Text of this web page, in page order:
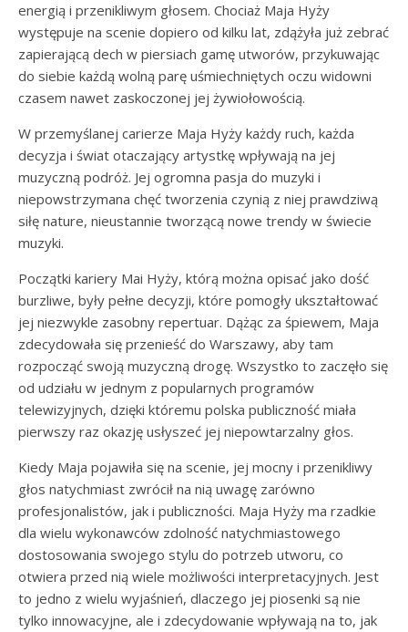
energią i przenikliwym głosem. Chociaż Maja Hyży
występuje na scenie dopiero od kilku lat, zdążyła już zebrać
zapierającą dech w piersiach gamę utworów, przykuwając
do siebie każdą wolną parę uśmiechniętych oczu widowni
czasem nawet zaskoczonej jej żywiołowością.
W przemyślanej carierze Maja Hyży każdy ruch, każda
decyzja i świat otaczający artystkę wpływają na jej
muzyczną podróż. Jej ogromna pasja do muzyki i
niepowstrzymana chęć tworzenia czynią z niej prawdziwą
siłę nature, nieustannie tworzącą nowe trendy w świecie
muzyki.
Początki kariery Mai Hyży, którą można opisać jako dość
burzliwe, były pełne decyzji, które pomogły ukształtować
jej niezwykle zasobny repertuar. Dążąc za śpiewem, Maja
zdecydowała się przenieść do Warszawy, aby tam
rozpocząć swoją muzyczną drogę. Wszystko to zaczęło się
od udziału w jednym z popularnych programów
telewizyjnych, dzięki któremu polska publiczność miała
pierwszy raz okazję usłyszeć jej niepowtarzalny głos.
Kiedy Maja pojawiła się na scenie, jej mocny i przenikliwy
głos natychmiast zwrócił na nią uwagę zarówno
profesjonalistów, jak i publiczności. Maja Hyży ma rzadkie
dla wielu wykonawców zdolność natychmiastowego
dostosowania swojego stylu do potrzeb utworu, co
otwiera przed nią wiele możliwości interpretacyjnych. Jest
to jedno z wielu wyjaśnień, dlaczego jej piosenki są nie
tylko innowacyjne, ale i zdecydowanie wpływają na to, jak